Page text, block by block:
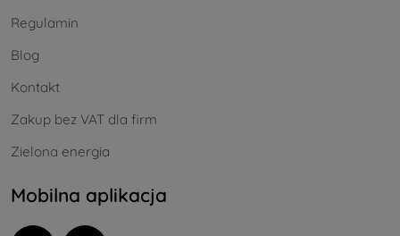
Regulamin
Blog
Kontakt
Zakup bez VAT dla firm
Zielona energia
Mobilna aplikacja